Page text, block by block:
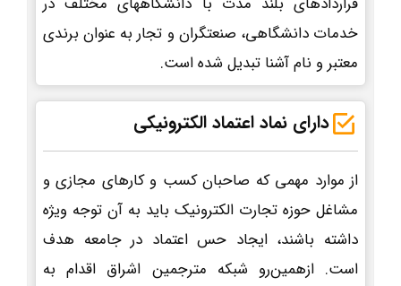
خدمات دانشگاهی، صنعتگران و تجار به عنوان برندی
معتبر و نام آشنا تبدیل شده است.
دارای نماد اعتماد الکترونیکی
از موارد مهمی که صاحبان کسب و کارهای مجازی و
مشاغل حوزه تجارت الکترونیک باید به آن توجه ویژه
داشته باشند، ایجاد حس اعتماد در جامعه هدف
است. ازهمین‌رو شبکه مترجمین اشراق اقدام به